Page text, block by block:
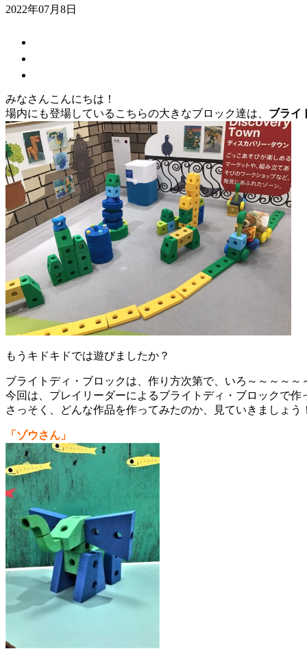
2022年07月8日
みなさんこんにちは！
場内にも登場しているこちらの大きなブロック達は、 ブライ
もうキドキドでは遊びましたか？
ブライトディ・ブロックは、作り方次第で、いろ～～～～～
今回は、プレイリーダーによるブライトディ・ブロックで作
さっそく、どんな作品を作ってみたのか、見ていきましょう！
「ゾウさん」